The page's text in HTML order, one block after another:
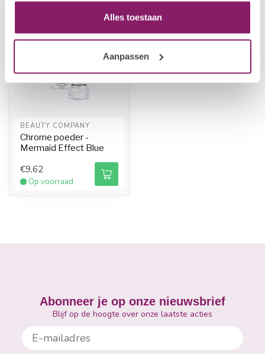
Alles toestaan
Aanpassen
BEAUTY COMPANY
Chrome poeder -
Mermaid Effect Blue
€9,62
Op voorraad
Abonneer je op onze nieuwsbrief
Blijf op de hoogte over onze laatste acties
E-mailadres